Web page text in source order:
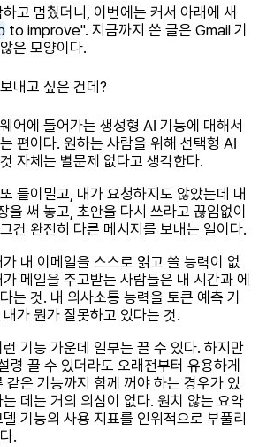
고 멈췄더니, 이번에는 커서 아래에 새
to improve". 지금까지 쓴 글은 Gmail 기
은 모양이다.
내고 싶은 건데?
어에 들어가는 생성형 AI 기능에 대해서
편이다. 원하는 사람을 위해 선택형 AI
자체는 별문제 없다고 생각한다.
들이밀고, 내가 요청하지도 않았는데 내
을 써 놓고, 초안을 다시 쓰라고 끊임없이
건 완전히 다른 메시지를 보내는 일이다.
내 이메일을 스스로 읽고 쓸 능력이 없
메일을 주고받는 사람들은 내 시간과 에
는 것. 내 의사소통 능력을 토큰 예측 기
가 뭔가 잘못하고 있다는 것.
기능 가운데 일부는 끌 수 있다. 하지만
령 끌 수 있더라도 오래전부터 유용하게
같은 기능까지 함께 꺼야 하는 경우가 있
데는 거의 의심이 없다. 원치 않는 요약
기능의 사용 지표를 인위적으로 부풀리
.